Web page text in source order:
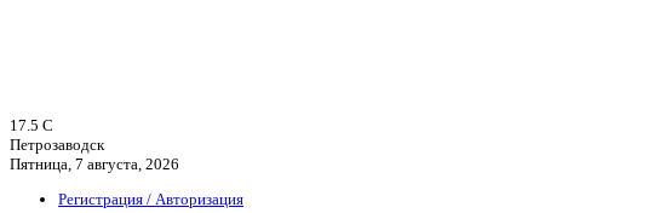
17.5 C
Петрозаводск
Пятница, 7 августа, 2026
Регистрация / Авторизация